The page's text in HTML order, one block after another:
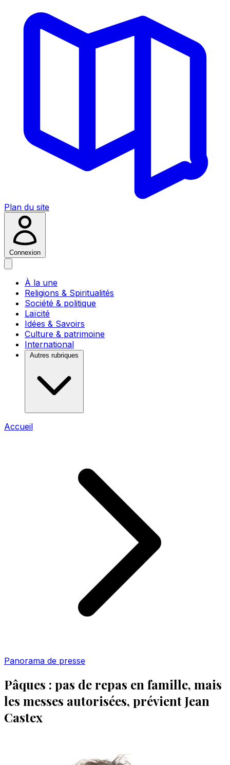
Plan du site
Connexion
À la une
Religions & Spiritualités
Société & politique
Laïcité
Idées & Savoirs
Culture & patrimoine
International
Autres rubriques
Accueil
Panorama de presse
Pâques : pas de repas en famille, mais
les messes autorisées, prévient Jean
Castex